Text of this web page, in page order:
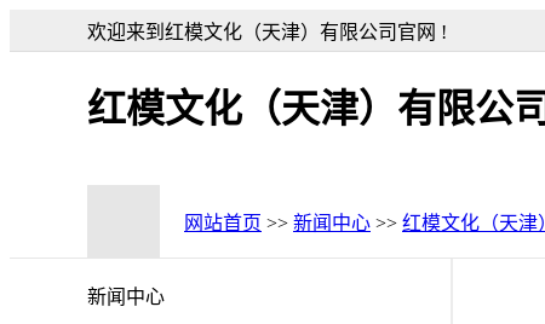
欢迎来到红模文化（天津）有限公司官网 !
红模文化（天津）有限公司
网站首页 >> 新闻中心 >> 红模文化（天津
新闻中心